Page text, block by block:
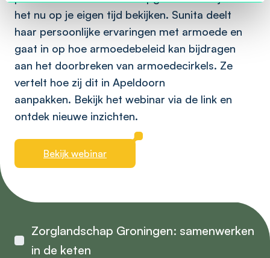
het nu op je eigen tijd bekijken. Sunita deelt
haar persoonlijke ervaringen met armoede en
gaat in op hoe armoedebeleid kan bijdragen
aan het doorbreken van armoedecirkels. Ze
vertelt hoe zij dit in Apeldoorn
aanpakken. Bekijk het webinar via de link en
ontdek nieuwe inzichten.
Bekijk webinar
Zorglandschap Groningen: samenwerken
in de keten